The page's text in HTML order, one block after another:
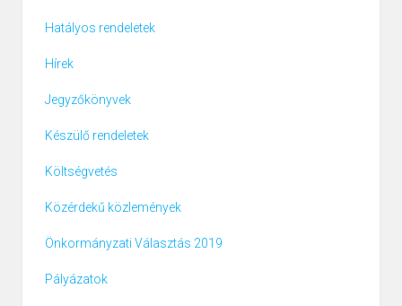
Hatályos rendeletek
Hírek
Jegyzőkönyvek
Készülő rendeletek
Költségvetés
Közérdekű közlemények
Önkormányzati Választás 2019
Pályázatok